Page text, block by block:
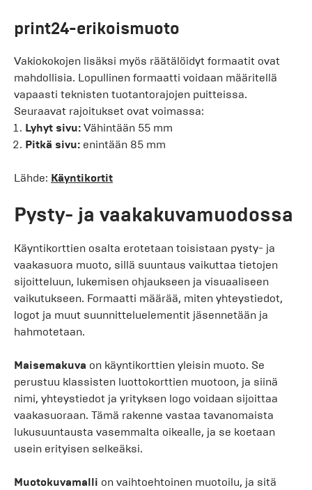
print24-erikoismuoto
Vakiokokojen lisäksi myös räätälöidyt formaatit ovat
mahdollisia. Lopullinen formaatti voidaan määritellä
vapaasti teknisten tuotantorajojen puitteissa.
Seuraavat rajoitukset ovat voimassa:
Lyhyt sivu: Vähintään 55 mm
Pitkä sivu: enintään 85 mm
Lähde: Käyntikortit
Pysty- ja vaakakuvamuodossa
Käyntikorttien osalta erotetaan toisistaan pysty- ja
vaakasuora muoto, sillä suuntaus vaikuttaa tietojen
sijoitteluun, lukemisen ohjaukseen ja visuaaliseen
vaikutukseen. Formaatti määrää, miten yhteystiedot,
logot ja muut suunnitteluelementit jäsennetään ja
hahmotetaan.
Maisemakuva on käyntikorttien yleisin muoto. Se
perustuu klassisten luottokorttien muotoon, ja siinä
nimi, yhteystiedot ja yrityksen logo voidaan sijoittaa
vaakasuoraan. Tämä rakenne vastaa tavanomaista
lukusuuntausta vasemmalta oikealle, ja se koetaan
usein erityisen selkeäksi.
Muotokuvamalli on vaihtoehtoinen muotoilu, ja sitä